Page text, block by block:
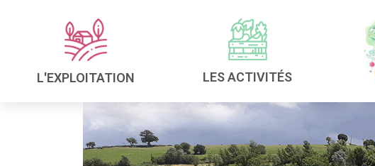
L'EXPLOITATION LES ACTIVITÉS